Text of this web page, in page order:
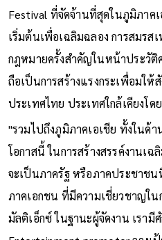
Festival ที่จัดจ้านที่สุดในภูมิภาคเ
เริ่มต้นเพื่อเฉลิมฉลอง การสมรส
กฎหมายครั้งสำคัญในหน้าประวัติ
ถือเป็นการสร้างแรงกระเพื่อมให้
ประเทศไทย ประเทศใกล้เคียงโด
"รวมไปถึงภูมิภาคเอเชีย ทั้งในด้
โอกาสนี้ ในการสร้างสรรค์งานเ
จะเป็นภาครัฐ หรือภาคประชาช
ภาคเอกชน ที่มีความเชี่ยวชาญใน
มัลติเอ็กซ์ ในฐานะผู้จัดงาน เรา